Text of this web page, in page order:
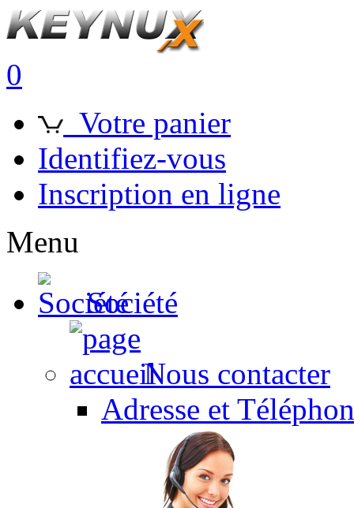
0
Votre panier
Identifiez-vous
Inscription en ligne
Menu
Société
Nous contacter
Adresse et